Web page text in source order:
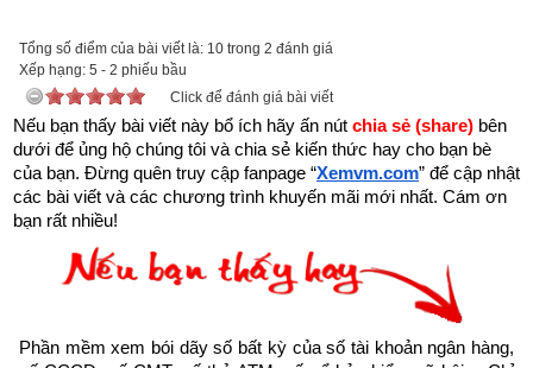
Ý nghĩa lời hào và lời quẻ Phong Thủy Hoán
1. Giải mã ý nghĩa lời quẻ Phong Thủy Hoán
Tổng quan về quẻ dịch số 59 – Quẻ Phong Thủy Hoán: là một
Hỏa Sơn Lữ
Phong Đỉnh, Hỏa Thủy Vị Tế, Sơn Thủy Mông, Phong Thủy
Tổng số điểm của bài viết là: 10 trong 2 đánh giá
Xếp hạng: 5 - 2 phiếu bầu
Click để đánh giá bài viết
Nếu bạn thấy bài viết này bổ ích hãy ấn nút chia sẻ (share) bên
dưới để ủng hộ chúng tôi và chia sẻ kiến thức hay cho bạn bè
của bạn. Đừng quên truy cập fanpage “Xemvm.com” để cập nhật
các bài viết và các chương trình khuyến mãi mới nhất. Cám ơn
bạn rất nhiều!
Phần mềm xem bói dãy số bất kỳ của số tài khoản ngân hàng,